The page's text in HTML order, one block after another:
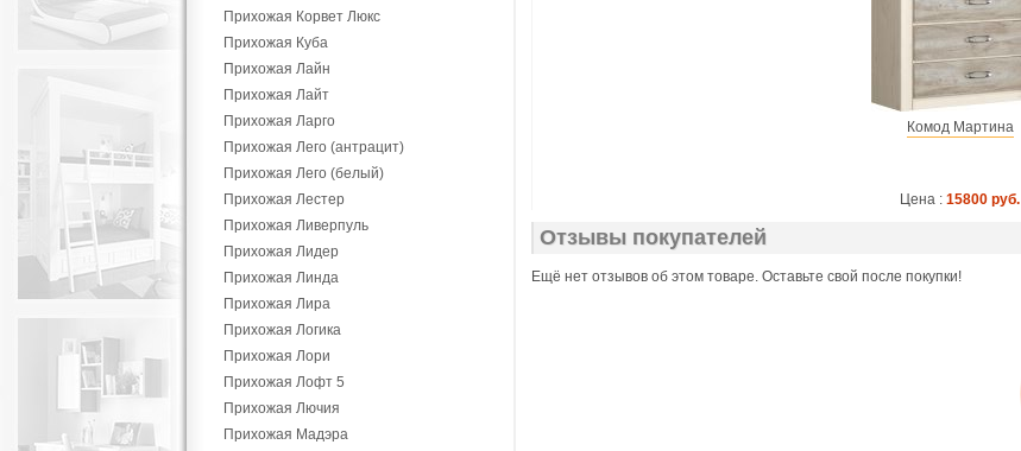
Прихожая Корвет Люкс
Прихожая Куба
Прихожая Лайн
Прихожая Лайт
Прихожая Ларго
Прихожая Лего (антрацит)
Прихожая Лего (белый)
Прихожая Лестер
Прихожая Ливерпуль
Прихожая Лидер
Прихожая Линда
Прихожая Лира
Прихожая Логика
Прихожая Лори
Прихожая Лофт 5
Прихожая Лючия
Прихожая Мадэра
Комод Мартина
Цена : 15800 руб.
Отзывы покупателей
Ещё нет отзывов об этом товаре. Оставьте свой после покупки!